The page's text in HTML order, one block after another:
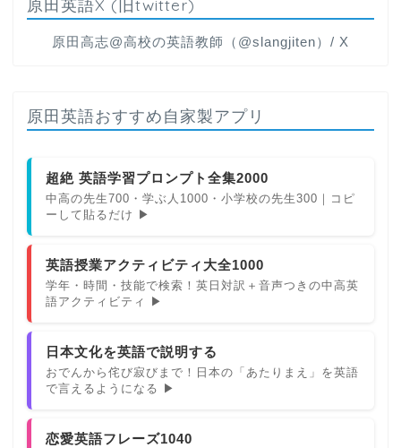
原田英語X (旧twitter)
原田高志@高校の英語教師（@slangjiten）/ X
原田英語おすすめ自家製アプリ
超絶 英語学習プロンプト全集2000
中高の先生700・学ぶ人1000・小学校の先生300｜コピ
ーして貼るだけ ▶
英語授業アクティビティ大全1000
学年・時間・技能で検索！英日対訳＋音声つきの中高英
語アクティビティ ▶
日本文化を英語で説明する
おでんから侘び寂びまで！日本の「あたりまえ」を英語
で言えるようになる ▶
恋愛英語フレーズ1040